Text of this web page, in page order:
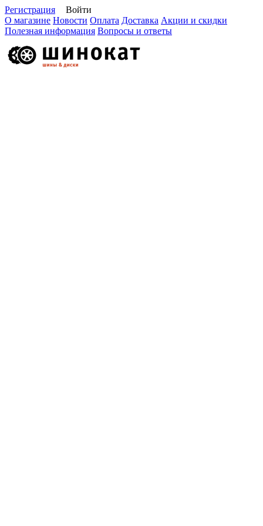
Регистрация
Войти
О магазине Новости Оплата Доставка Акции и скидки
Полезная информация Вопросы и ответы